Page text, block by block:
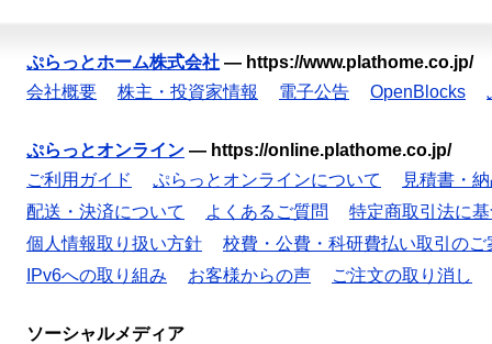
ぷらっとホーム株式会社 — https://www.plathome.co.jp/
会社概要
株主・投資家情報 電子公告 OpenBlocks
ぷらっとオンライン — https://online.plathome.co.jp/
ご利用ガイド
ぷらっとオンラインについて
見積書・
配送・決済について
よくあるご質問
特定商取引法に
個人情報取り扱い方針
校費・公費・科研費払い取引のご
IPv6への取り組み
お客様からの声 ご注文の取り消し
ソーシャルメディア